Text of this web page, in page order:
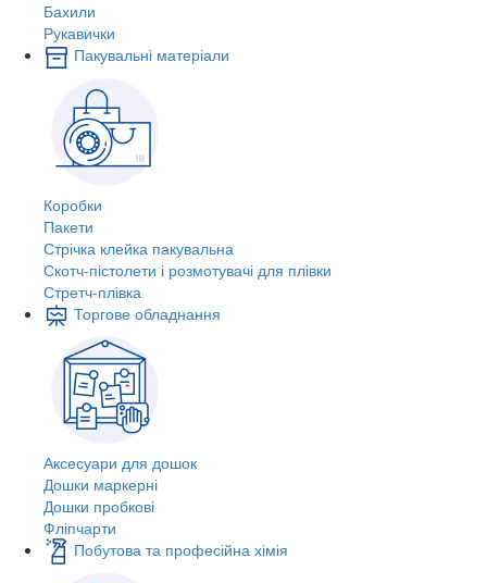
Бахили
Рукавички
Пакувальні матеріали
Коробки
Пакети
Стрічка клейка пакувальна
Скотч-пістолети і розмотувачі для плівки
Стретч-плівка
Торгове обладнання
Аксесуари для дошок
Дошки маркерні
Дошки пробкові
Фліпчарти
Побутова та професійна хімія